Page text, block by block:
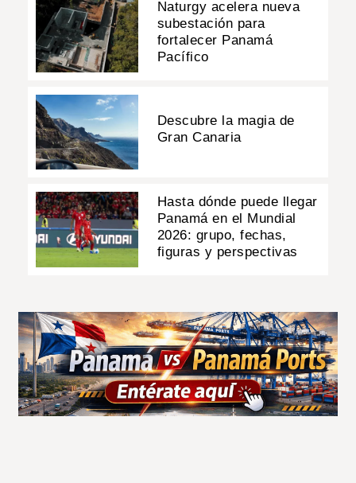
Naturgy acelera nueva
subestación para
fortalecer Panamá
Pacífico
Descubre la magia de
Gran Canaria
Hasta dónde puede llegar
Panamá en el Mundial
2026: grupo, fechas,
figuras y perspectivas